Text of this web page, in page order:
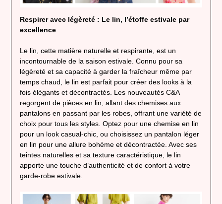
Respirer avec légèreté : Le lin, l’étoffe estivale par
excellence
Le lin, cette matière naturelle et respirante, est un
incontournable de la saison estivale. Connu pour sa
légèreté et sa capacité à garder la fraîcheur même par
temps chaud, le lin est parfait pour créer des looks à la
fois élégants et décontractés. Les nouveautés C&A
regorgent de pièces en lin, allant des chemises aux
pantalons en passant par les robes, offrant une variété de
choix pour tous les styles. Optez pour une chemise en lin
pour un look casual-chic, ou choisissez un pantalon léger
en lin pour une allure bohème et décontractée. Avec ses
teintes naturelles et sa texture caractéristique, le lin
apporte une touche d’authenticité et de confort à votre
garde-robe estivale.